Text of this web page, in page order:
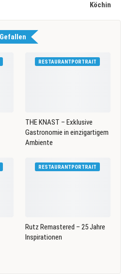
Köchin
RESTAURANTPORTRAIT
THE KNAST – Exklusive
Gastronomie in einzigartigem
Ambiente
RESTAURANTPORTRAIT
Rutz Remastered – 25 Jahre
Inspirationen